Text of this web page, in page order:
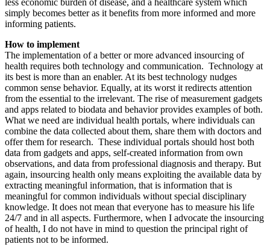
less economic burden of disease, and a healthcare system which
simply becomes better as it benefits from more informed and more
informing patients.
How to implement
The implementation of a better or more advanced insourcing of
health requires both technology and communication. Technology at
its best is more than an enabler. At its best technology nudges
common sense behavior. Equally, at its worst it redirects attention
from the essential to the irrelevant. The rise of measurement gadgets
and apps related to biodata and behavior provides examples of both.
What we need are individual health portals, where individuals can
combine the data collected about them, share them with doctors and
offer them for research. These individual portals should host both
data from gadgets and apps, self-created information from own
observations, and data from professional diagnosis and therapy. But
again, insourcing health only means exploiting the available data by
extracting meaningful information, that is information that is
meaningful for common individuals without special disciplinary
knowledge. It does not mean that everyone has to measure his life
24/7 and in all aspects. Furthermore, when I advocate the insourcing
of health, I do not have in mind to question the principal right of
patients not to be informed.